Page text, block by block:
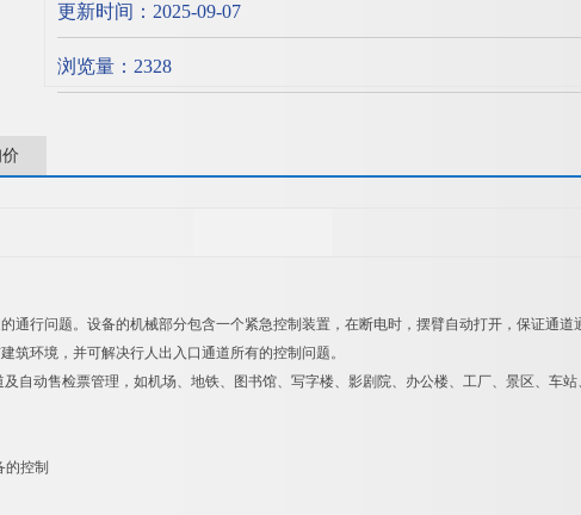
更新时间：2025-09-07
浏览量：2328
通行问题。设备的机械部分包含一个紧急控制装置，在断电时，摆臂自动打开，保证通道
筑环境，并可解决行人出入口通道所有的控制问题。
自动售检票管理，如机场、地铁、图书馆、写字楼、影剧院、办公楼、工厂、景区、车
控制